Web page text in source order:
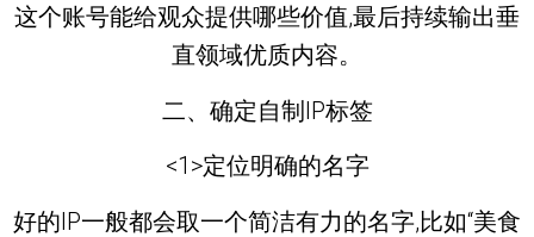
这个账号能给观众提供哪些价值,最后持续输出垂
直领域优质内容。
二、确定自制IP标签
<1>定位明确的名字
好的IP一般都会取一个简洁有力的名字,比如“美食